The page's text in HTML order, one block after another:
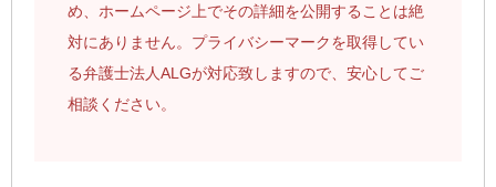
め、ホームページ上でその詳細を公開することは絶
対にありません。プライバシーマークを取得してい
る弁護士法人ALGが対応致しますので、安心してご
相談ください。